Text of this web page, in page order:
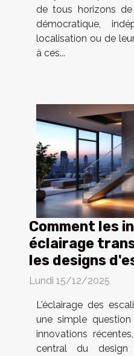
de tous horizons de
démocratique,
localisation ou de
à ces...
Comment les
éclairage
les designs
Lundi 15/12/2025
L'éclairage des
une simple
innovations
central du design